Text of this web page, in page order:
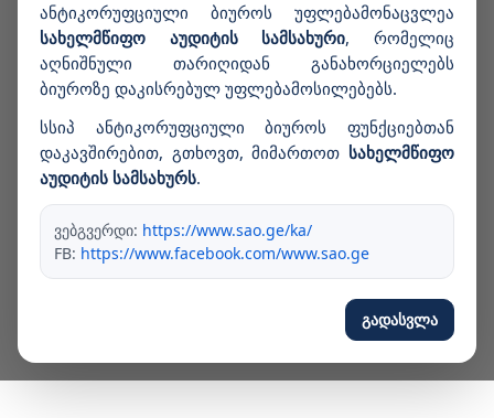
ანტიკორუფციული ბიუროს უფლებამონაცვლეა
სახელმწიფო აუდიტის სამსახური, რომელიც
აღნიშნული თარიღიდან განახორციელებს
ბიუროზე დაკისრებულ უფლებამოსილებებს.
სსიპ ანტიკორუფციული ბიუროს ფუნქციებთან
დაკავშირებით, გთხოვთ, მიმართოთ სახელმწიფო
აუდიტის სამსახურს.
ვებგვერდი: https://www.sao.ge/ka/
FB: https://www.facebook.com/www.sao.ge
გადასვლა